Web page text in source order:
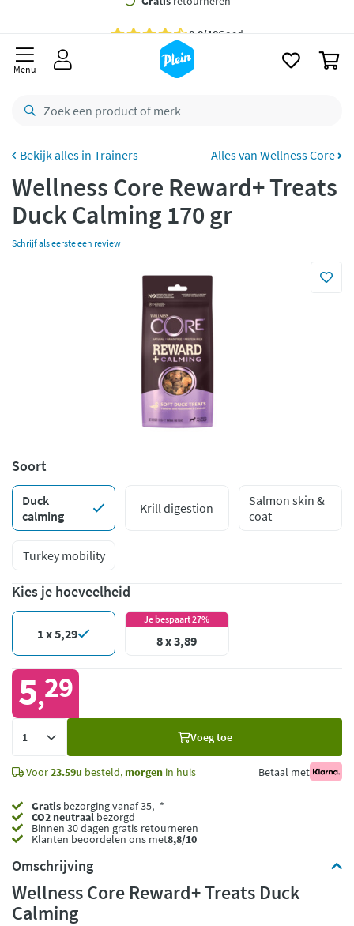
Bestelling uiterlijkzaterdag
retourneren
bezorgd
Betaal met Klarna
Menu
Trainers Alles van Wellness Core
Wellness Core Reward+ Treats
Duck Calming 170 gr
Schrijf als eerste een review
Soort
Duck
calming
Krill digestion
Salmon skin &
coat
Turkey mobility
Kies je hoeveelheid
1 x 5,29
Je bespaart 27%
8 x 3,89
5,29
Voeg toe
Voor23.59u besteld, morgen in huis Betaal met
Gratis bezorging vanaf 35,- *
CO2 neutraalbezorgd
Binnen 30 dagen gratis retourneren
Klanten beoordelen ons met8,8/10
Omschrijving
Wellness Core Reward+ Treats Duck
Calming